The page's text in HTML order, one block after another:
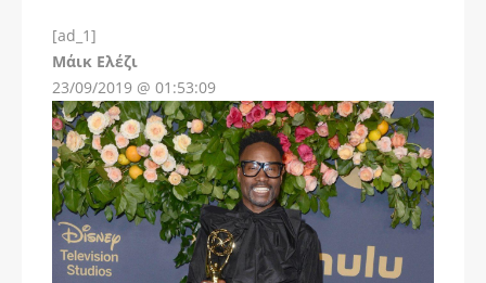
[ad_1]
Μάικ ΕλέζιInstagram
23/09/2019 @ 01:53:09